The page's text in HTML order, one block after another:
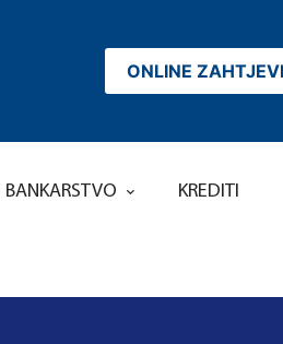
ONLINE ZAHTJEVI
KREDITI